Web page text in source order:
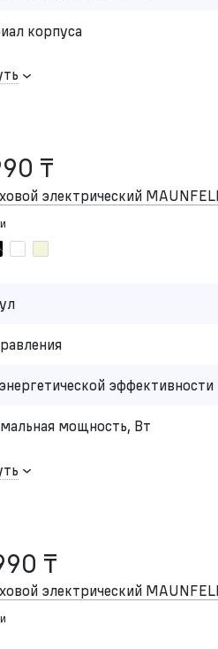
корпуса
₸
электрический
эффективности
мощность, Вт
₸
электрический